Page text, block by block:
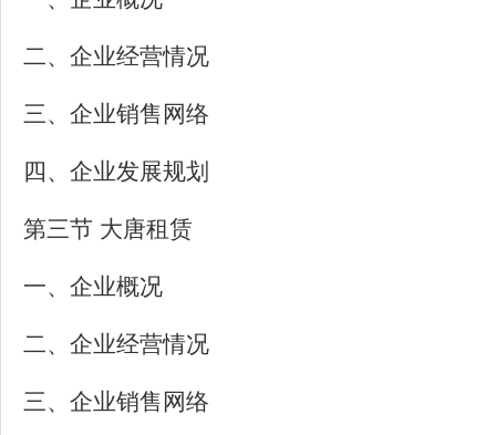
二、企业经营情况
三、企业销售网络
四、企业发展规划
第三节 大唐租赁
一、企业概况
二、企业经营情况
三、企业销售网络